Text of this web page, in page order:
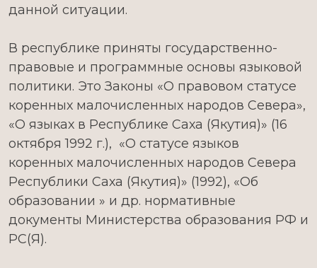
данной ситуации.
В республике приняты государственно-
правовые и программные основы языковой
политики. Это Законы «О правовом статусе
коренных малочисленных народов Севера»,
«О языках в Республике Саха (Якутия)» (16
октября 1992 г.), «О статусе языков
коренных малочисленных народов Севера
Республики Саха (Якутия)» (1992), «Об
образовании » и др. нормативные
документы Министерства образования РФ и
РС(Я).